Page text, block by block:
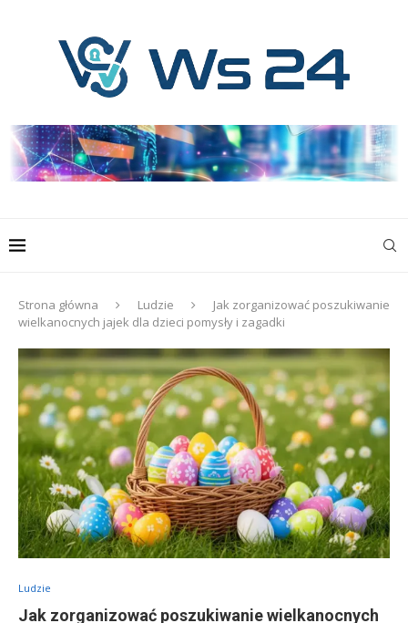
Strona główna Ludzie
Jak zorganizować poszukiwanie
wielkanocnych jajek dla dzieci pomysły i zagadki
Ludzie
Jak zorganizować poszukiwanie wielkanocnych